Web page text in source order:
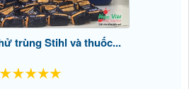
trùng Stihl và thuốc...